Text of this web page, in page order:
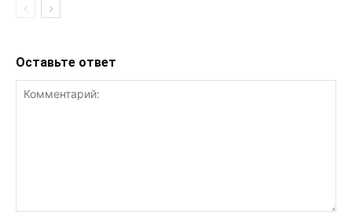
Оставьте ответ